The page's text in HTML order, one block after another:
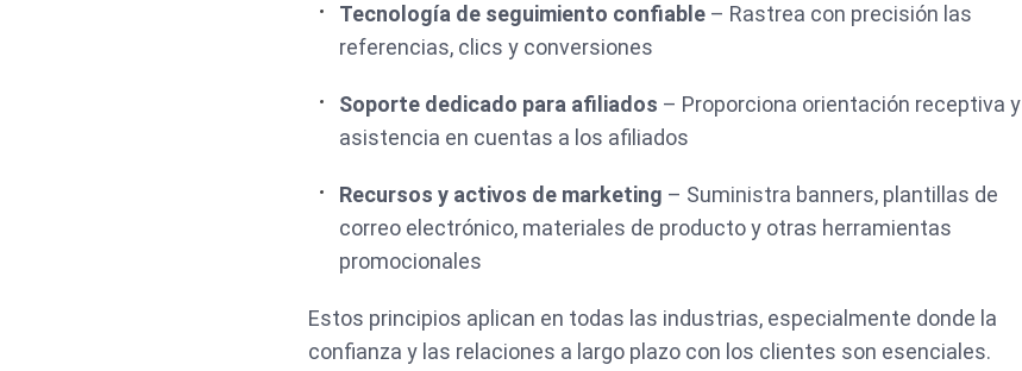
Tecnología de seguimiento confiable– Rastrea con precisión las
referencias, clics y conversiones
Soporte dedicado para afiliados – Proporciona orientación receptiva y
asistencia en cuentas a los afiliados
Recursos y activos de marketing – Suministra banners, plantillas de
correo electrónico, materiales de producto y otras herramientas
promocionales
Estos principios aplican en todas las industrias, especialmente donde la
confianza y las relaciones a largo plazo con los clientes son esenciales.